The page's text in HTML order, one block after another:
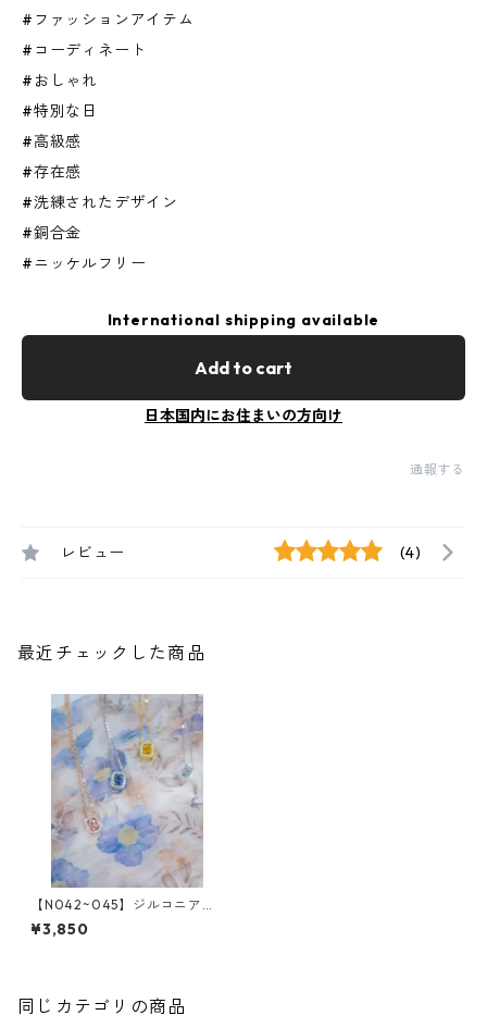
#ファッションアイテム
#コーディネート
#おしゃれ
#特別な日
#高級感
#存在感
#洗練されたデザイン
#銅合金
#ニッケルフリー
International shipping available
Add to cart
日本国内にお住まいの方向け
通報する
レビュー (4)
最近チェックした商品
【N042~045】ジルコニアス
ピカピカ クエアボックスネ
ックレス（4colors)*SinSin
¥3,850
同じカテゴリの商品